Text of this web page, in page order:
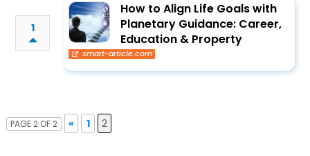
1
How to Align Life Goals with
Planetary Guidance: Career,
Education & Property
smart-article.com
PAGE 2 OF 2 « 1 2